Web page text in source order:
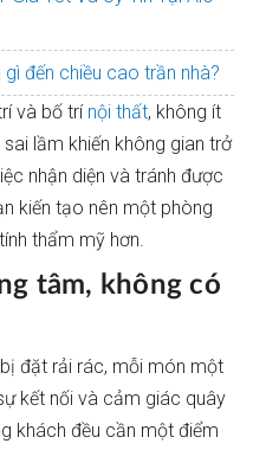
đến chiều cao trần nhà?
và bố trí nội thất, không ít
lầm khiến không gian trở
nhận diện và tránh được
kiến tạo nên một phòng
thẩm mỹ hơn.
tâm, không có
bị đặt rải rác, mỗi món một
kết nối và cảm giác quây
khách đều cần một điểm